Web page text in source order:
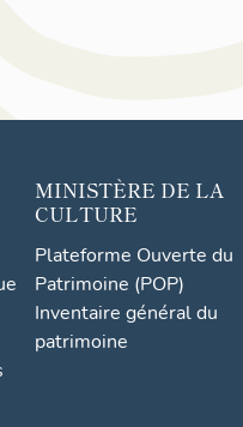
MINISTÈRE DE LA
CULTURE
Plateforme Ouverte du
Patrimoine (POP)
Inventaire général du
patrimoine